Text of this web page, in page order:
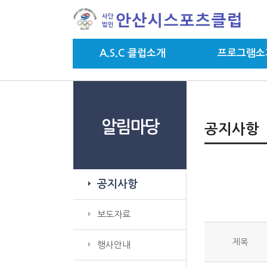
A.S.C 클럽소개 프로그램소
알림마당
공지사항
보도자료
행사안내
공지사항
제목